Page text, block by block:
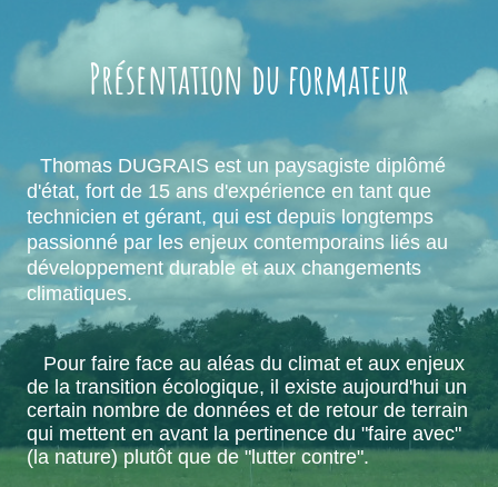
Présentation du formateur
Thomas DUGRAIS est un paysagiste diplômé
d'état, fort de 15 ans d'expérience en tant que
technicien et gérant, qui est depuis longtemps
passionné par les enjeux contemporains liés au
développement durable et aux changements
climatiques.
Pour faire face au aléas du climat et aux enjeux
de la transition écologique, il existe aujourd'hui un
certain nombre de données et de retour de terrain
qui mettent en avant la pertinence du "faire avec"
(la nature) plutôt que de "lutter contre".